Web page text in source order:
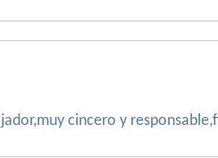
cincero y